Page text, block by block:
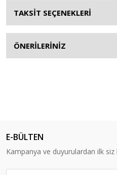
TAKSİT SEÇENEKLERİ
ÖNERİLERİNİZ
E-BÜLTEN
Kampanya ve duyurulardan ilk